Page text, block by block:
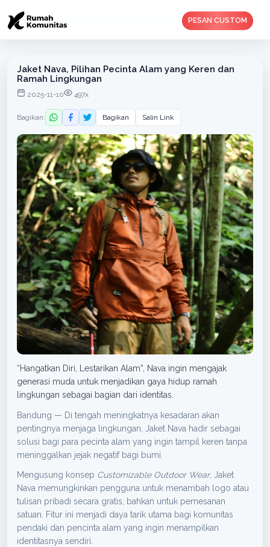
PESAN CUSTOM
Jaket Nava, Pilihan Pecinta Alam yang Keren dan
Ramah Lingkungan
2025-11-10 497x
Bagikan: Bagikan Salin Link
“Hangatkan Diri, Lestarikan Alam”, Nava ingin mengajak
generasi muda untuk menjadikan gaya hidup ramah
lingkungan sebagai bagian dari identitas.
Bandung — Di tengah meningkatnya kesadaran akan
pentingnya menjaga lingkungan, Jaket Nava hadir sebagai
solusi bagi para pecinta alam yang ingin tampil keren tanpa
meninggalkan jejak negatif bagi bumi.
Mengusung konsep Customizable Outdoor Wear, Jaket
Nava memungkinkan pengguna untuk menambah logo atau
tulisan pribadi secara gratis, bahkan untuk pemesanan
satuan. Fitur ini menjadi daya tarik utama bagi komunitas
pendaki dan pencinta alam yang ingin menampilkan
identitasnya sendiri.